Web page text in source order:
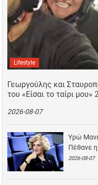
Lifestyle
Γεωργούλης και
του «Είσαι το ταίρι μου»
2026-08-07
Υρώ
Πέθανε
2026-08-07